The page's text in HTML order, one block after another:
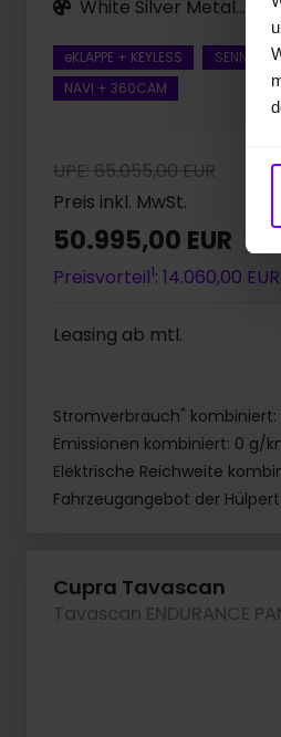
White Silver Metallic
eKLAPPE + KEYLESS
NAVI + 360CAM
UPE: 65.055,00 EUR
Preis inkl. MwSt.
50.995,00 EUR
Preisvorteil1: 14.060,00 EUR
Leasing ab mtl.
Stromverbrauch* kombiniert:
Emissionen kombiniert: 0 g/
Elektrische Reichweite
Fahrzeugangebot der Hülpert
Cupra Tavascan